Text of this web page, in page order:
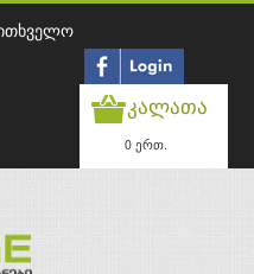
კალათა
0 ერთ.